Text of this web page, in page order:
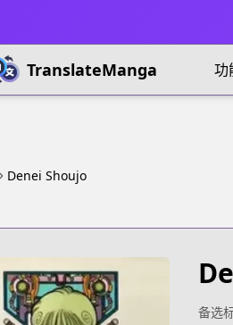
TranslateManga 功
Denei Shoujo
备选